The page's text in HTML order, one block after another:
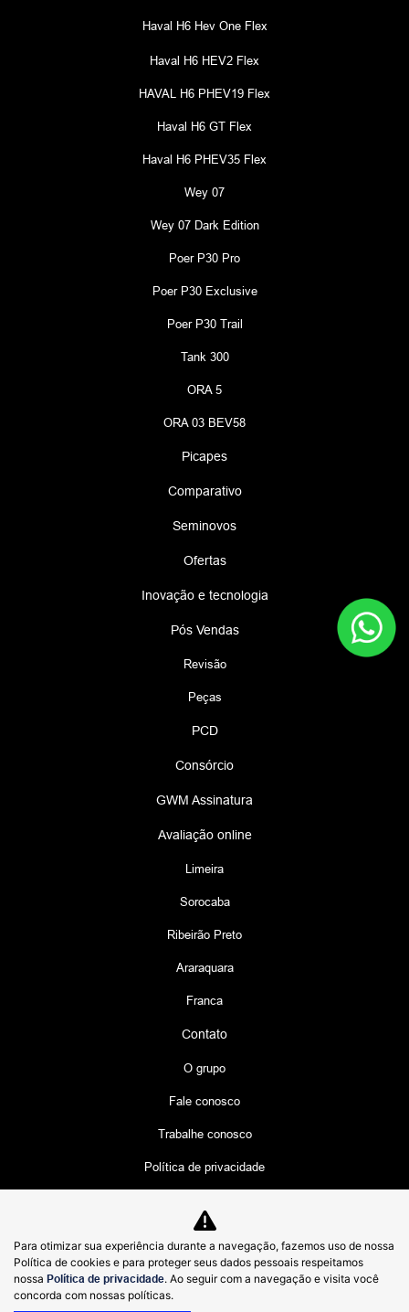
Haval H6 Hev One Flex
Haval H6 HEV2 Flex
HAVAL H6 PHEV19 Flex
Haval H6 GT Flex
Haval H6 PHEV35 Flex
Wey 07
Wey 07 Dark Edition
Poer P30 Pro
Poer P30 Exclusive
Poer P30 Trail
Tank 300
ORA 5
ORA 03 BEV58
Picapes
Comparativo
Seminovos
Ofertas
Inovação e tecnologia
Pós Vendas
Revisão
Peças
PCD
Consórcio
GWM Assinatura
Avaliação online
Limeira
Sorocaba
Ribeirão Preto
Araraquara
Franca
Contato
O grupo
Fale conosco
Trabalhe conosco
Política de privacidade
Código de Ética e Conduta
Canal de Denúncias
Canal de Ouvidoria
Para otimizar sua experiência durante a navegação, fazemos uso de nossa
Política de cookies e para proteger seus dados pessoais respeitamos
nossa Política de privacidade. Ao seguir com a navegação e visita você
concorda com nossas políticas.